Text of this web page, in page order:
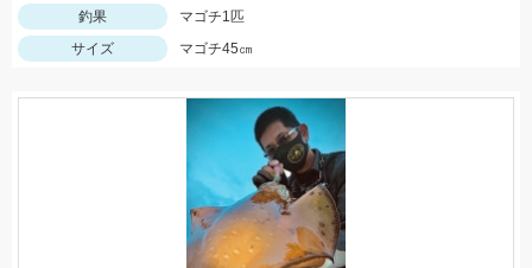
釣果
マゴチ1匹
サイズ
マゴチ45㎝